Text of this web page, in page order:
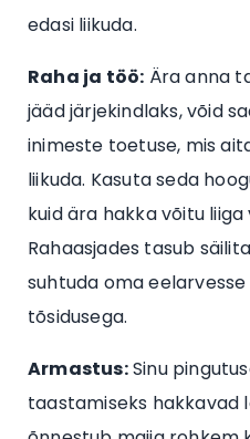
edasi liikuda.
Raha ja töö: Ära anna
jääd järjekindlaks, võid
inimeste toetuse, mis
liikuda. Kasuta seda
kuid ära hakka võitu
Rahaasjades tasub
suhtuda oma
tõsidusega.
Armastus:Sinu
taastamiseks hakkavad